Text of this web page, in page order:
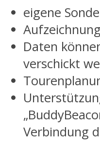
eigene
Daten
verschickt
Verbindung